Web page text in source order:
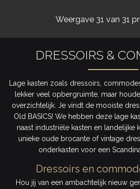
Weergave 31 van 31
DRESSOIRS &
Lage kasten zoals dressoirs,
lekker veel opbergruimte, maar
overzichtelijk. Je vindt de mooiste
Old BASICS! We hebben deze lage
naast industriële kasten en landelijke
unieke oude brocante of vintage
onderkasten voor een
Dressoirs en
Hou jij van een ambachtelijk nieuw